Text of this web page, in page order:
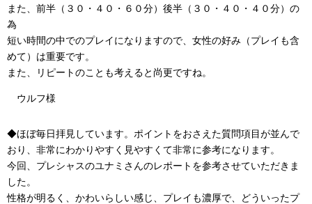
また、前半（３０・４０・６０分）後半（３０・４０・４０分）の
為
短い時間の中でのプレイになりますので、女性の好み（プレイも含
めて）は重要です。
また、リピートのことも考えると尚更ですね。
ウルフ様
◆ほぼ毎日拝見しています。ポイントをおさえた質問項目が並んで
おり、非常にわかりやすく見やすくて非常に参考になります。
今回、プレシャスのユナミさんのレポートを参考させていただきま
した。
性格が明るく、かわいらしい感じ、プレイも濃厚で、どういったプ